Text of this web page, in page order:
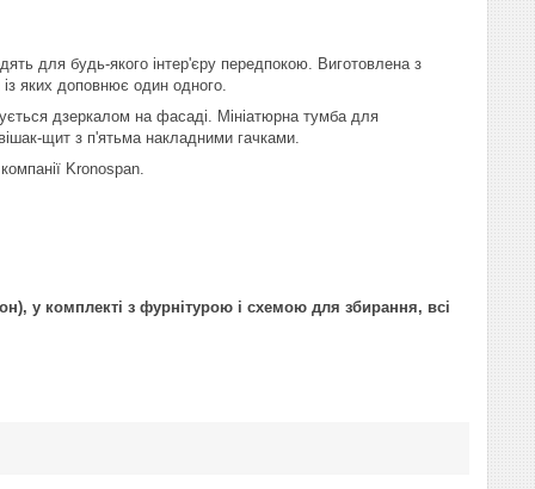
для будь-якого інтер'єру передпокою. Виготовлена з
яких доповнює один одного.
дзеркалом на фасаді. Мініатюрна тумба для
щит з п'ятьма накладними гачками.
Kronospan.
у комплекті з фурнітурою і схемою для збирання, всі